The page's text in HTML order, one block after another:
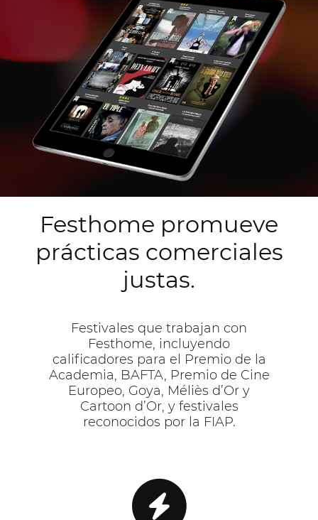
Festhome promueve
prácticas comerciales
justas.
Festivales que trabajan con
Festhome, incluyendo
calificadores para el Premio de la
Academia, BAFTA, Premio de Cine
Europeo, Goya, Méliès d’Or y
Cartoon d’Or, y festivales
reconocidos por la FIAP.